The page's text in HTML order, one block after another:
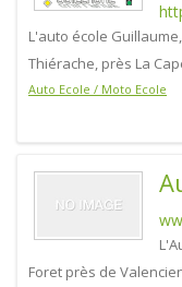
L'auto école
Thiérache, près La
Auto Ecole / Moto Ecole
Foret près de